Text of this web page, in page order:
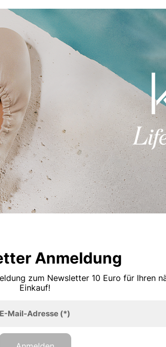
Anmeldung
zum Newsletter 10 Euro für Ihren
Einkauf!
E-Mail-Adresse(*)